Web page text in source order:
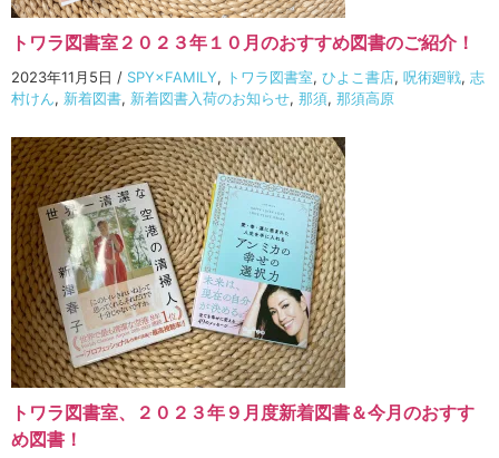
トワラ図書室２０２３年１０月のおすすめ図書のご紹介！
2023年11月5日 / SPY×FAMILY, トワラ図書室, ひよこ書店, 呪術廻戦, 志
村けん, 新着図書, 新着図書入荷のお知らせ, 那須, 那須高原
トワラ図書室、２０２３年９月度新着図書＆今月のおすす
め図書！